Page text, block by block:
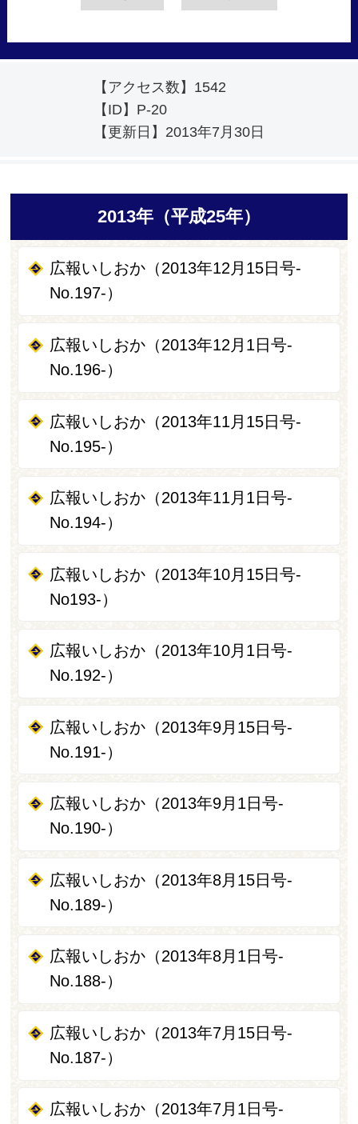
【アクセス数】 1542
【ID】 P-20
【更新日】 2013年7月30日
2013年（平成25年）
広報いしおか（2013年12月15日号-
No.197-）
広報いしおか（2013年12月1日号-
No.196-）
広報いしおか（2013年11月15日号‐
No.195‐）
広報いしおか（2013年11月1日号‐
No.194‐）
広報いしおか（2013年10月15日号‐
No193-）
広報いしおか（2013年10月1日号-
No.192-）
広報いしおか（2013年9月15日号-
No.191-）
広報いしおか（2013年9月1日号-
No.190-）
広報いしおか（2013年8月15日号-
No.189-）
広報いしおか（2013年8月1日号-
No.188-）
広報いしおか（2013年7月15日号-
No.187-）
広報いしおか（2013年7月1日号-